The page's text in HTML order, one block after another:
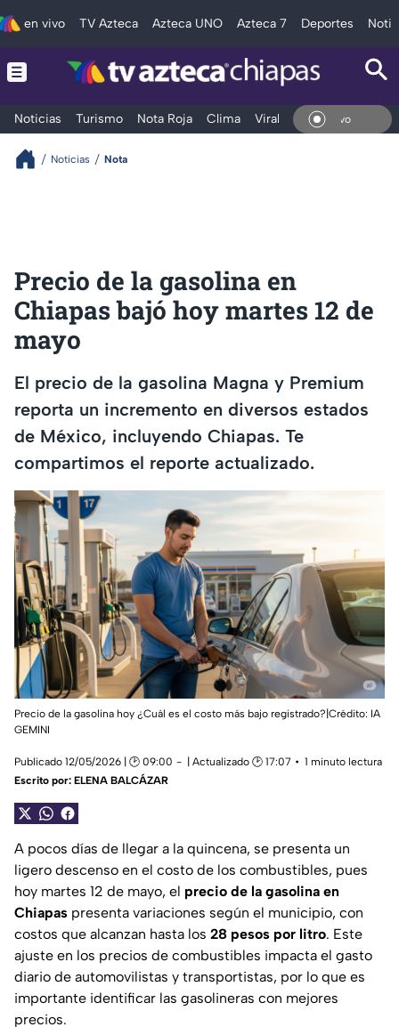
en vivo TV Azteca Azteca UNO Azteca 7 Deportes
Noticias Turismo Nota Roja Clima Viral y Tendencia En
Noticias Nota
Precio de la gasolina en
Chiapas bajó hoy martes 12 de
mayo
El precio de la gasolina Magna y Premium
reporta un incremento en diversos estados
de México, incluyendo Chiapas. Te
compartimos el reporte actualizado.
Precio de la gasolina hoy ¿Cuál es el costo más bajo registrado?|Crédito: IA
GEMINI
Publicado 12/05/2026 | 🕑 09:00 | Actualizado 🕑 17:07
1 minuto lectura
Escrito por: ELENA BALCÁZAR
A pocos días de llegar a la quincena, se presenta un
ligero descenso en el costo de los combustibles, pues
hoy martes 12 de mayo, el precio de la gasolina en
Chiapas presenta variaciones según el municipio, con
costos que alcanzan hasta los 28 pesos por litro. Este
ajuste en los precios de combustibles impacta el gasto
diario de automovilistas y transportistas, por lo que es
importante identificar las gasolineras con mejores
precios.